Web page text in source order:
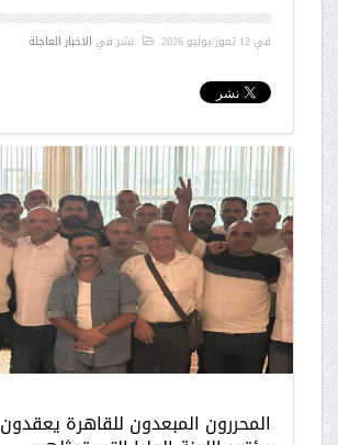
في12 تموز/يوليو 2026 . نشر في الاخبار العاجلة
المحررون المبعدون للقاهرة يعقدون